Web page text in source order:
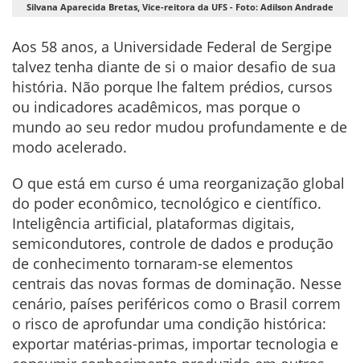
Silvana Aparecida Bretas, Vice-reitora da UFS - Foto: Adilson Andrade
Aos 58 anos, a Universidade Federal de Sergipe
talvez tenha diante de si o maior desafio de sua
história. Não porque lhe faltem prédios, cursos
ou indicadores acadêmicos, mas porque o
mundo ao seu redor mudou profundamente e de
modo acelerado.
O que está em curso é uma reorganização global
do poder econômico, tecnológico e científico.
Inteligência artificial, plataformas digitais,
semicondutores, controle de dados e produção
de conhecimento tornaram-se elementos
centrais das novas formas de dominação. Nesse
cenário, países periféricos como o Brasil correm
o risco de aprofundar uma condição histórica:
exportar matérias-primas, importar tecnologia e